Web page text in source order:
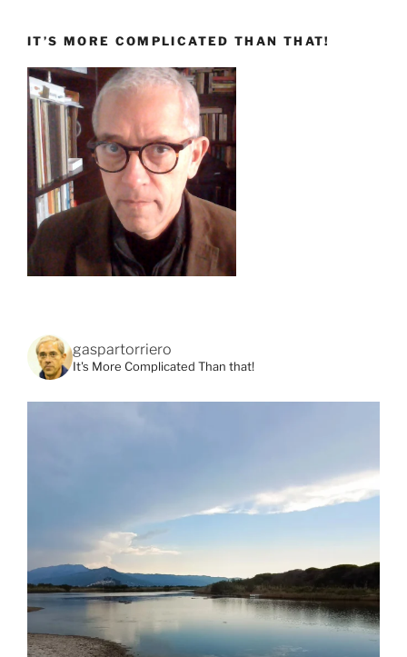
IT’S MORE COMPLICATED THAN THAT!
gaspartorriero
It's More Complicated Than that!